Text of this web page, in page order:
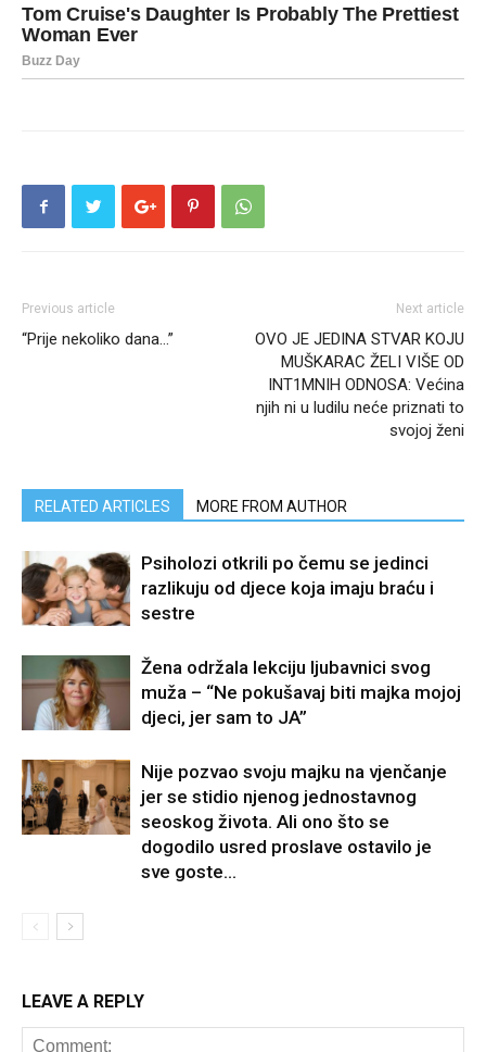
Previous article
“Prije nekoliko dana…”
Next article
OVO JE JEDINA STVAR KOJU
MUŠKARAC ŽELI VIŠE OD
INT1MNIH ODNOSA: Većina
njih ni u ludilu neće priznati to
svojoj ženi
RELATED ARTICLES MORE FROM AUTHOR
Psiholozi otkrili po čemu se jedinci
razlikuju od djece koja imaju braću i
sestre
Žena održala lekciju ljubavnici svog
muža – “Ne pokušavaj biti majka mojoj
djeci, jer sam to JA”
Nije pozvao svoju majku na vjenčanje
jer se stidio njenog jednostavnog
seoskog života. Ali ono što se
dogodilo usred proslave ostavilo je
sve goste...
LEAVE A REPLY